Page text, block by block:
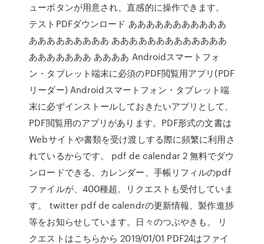
ューボタンが用意され、直感的に操作できます。
テストPDFダウンロード あああああああああああ
あああああああああ あああああああああああああ
あああああああ ああああ Androidスマートフォ
ン・タブレット端末に必須のPDF閲覧用アプリ(PDF
リーダー) Androidスマートフォン・タブレット端
末に必ずインストールしておきたいアプリとして、
PDF閲覧用のアプリがあります。PDF形式の文書は
Webサイトや書類を受け渡しする際に頻繁に利用さ
れているからです。 pdf de calendar 2 無料でダウ
ンロードできる、カレンダー、手帳リフィルのpdf
ファイルが、400種超。リクエストも受付していま
す。 twitter pdf de calendrの更新情報、製作進捗
等をお知らせしています。日々のつぶやきも。 リ
クエストはこちらから 2019/01/01 PDF24はファイ